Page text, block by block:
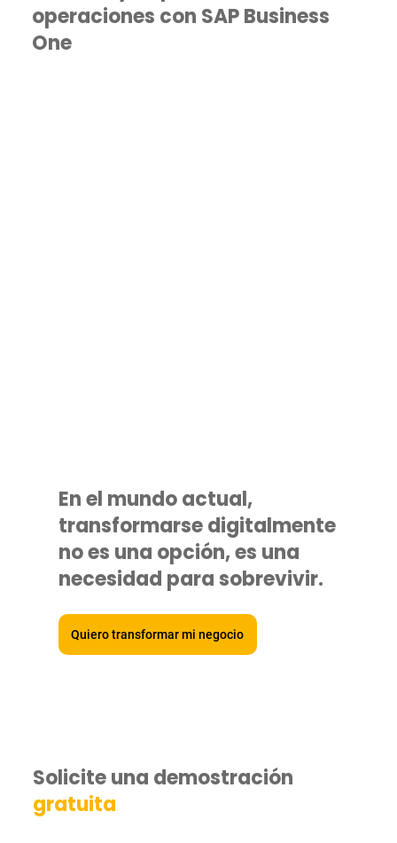
operaciones con SAP Business
One
En el mundo actual,
transformarse digitalmente
no es una opción, es una
necesidad para sobrevivir.
Quiero transformar mi negocio
Solicite una demostración
gratuita